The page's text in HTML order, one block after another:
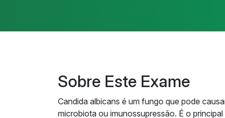
Sobre Este Exame
Candida albicans é um fungo que pode
microbiota ou imunossupressão. É o